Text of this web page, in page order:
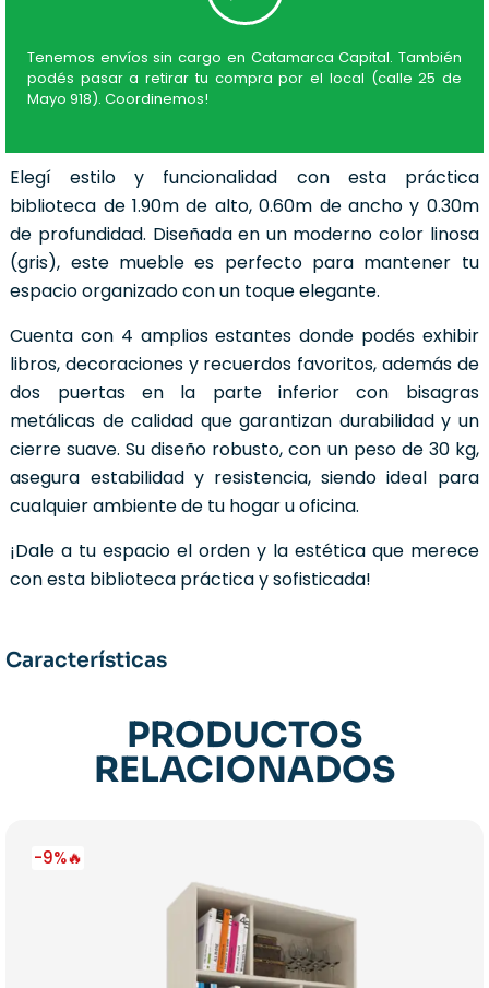
Tenemos envíos sin cargo en Catamarca Capital. También
podés pasar a retirar tu compra por el local (calle 25 de
Mayo 918). Coordinemos!
Elegí estilo y funcionalidad con esta práctica
biblioteca de 1.90m de alto, 0.60m de ancho y 0.30m
de profundidad. Diseñada en un moderno color linosa
(gris), este mueble es perfecto para mantener tu
espacio organizado con un toque elegante.
Cuenta con 4 amplios estantes donde podés exhibir
libros, decoraciones y recuerdos favoritos, además de
dos puertas en la parte inferior con bisagras
metálicas de calidad que garantizan durabilidad y un
cierre suave. Su diseño robusto, con un peso de 30 kg,
asegura estabilidad y resistencia, siendo ideal para
cualquier ambiente de tu hogar u oficina.
¡Dale a tu espacio el orden y la estética que merece
con esta biblioteca práctica y sofisticada!
Características
PRODUCTOS
RELACIONADOS
-9%🔥